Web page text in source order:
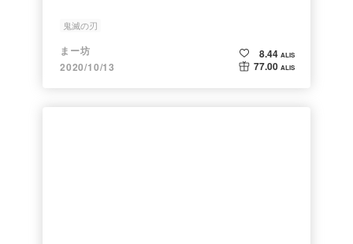
鬼滅の刃
まー坊
2020/10/13
8.44 ALIS
77.00 ALIS